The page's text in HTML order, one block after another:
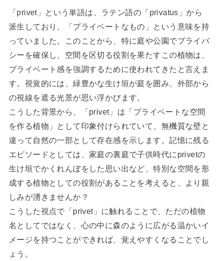
「privet」という単語は、ラテン語の「privatus」から
派生しており、「プライベートなもの」という意味を持
っていました。このことから、特に庭や公園でプライバ
シーを確保し、空間を区切る役割を果たすこの植物は、
プライベート感を強調するために使われてきたと言えま
す。視覚的には、緑豊かな生け垣が庭を囲み、外部から
の視線を遮る光景が思い浮かびます。
こうした背景から、「privet」は「プライベートな空間
を作る植物」として印象付けられていて、無機質な壁と
違って自然の一部として存在感を示します。記憶に残る
エピソードとしては、家庭の裏庭で子供時代にprivetの
生け垣でかくれんぼをした思い出など、特別な空間を形
成する植物としての役割があることを考えると、より親
しみが湧きませんか？
こうした視点で「privet」に触れることで、ただの植物
名としてではなく、心の中に森のように広がる温かいイ
メージを持つことができれば、覚えやすくなることでし
ょう。